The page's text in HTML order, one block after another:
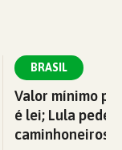
BRASIL
Valor mínimo
é lei; Lula pede
caminhoneiros